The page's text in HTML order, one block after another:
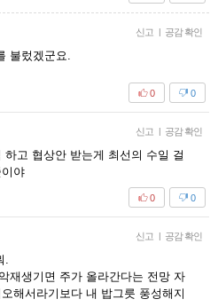
신고 | 공감 확인
불렀겠군요.
0
0
신고 | 공감 확인
고 협상안 받는게 최선의 수일 걸
야
0
0
신고 | 공감 확인
.
재생기면 주가 올라간다는 전망 자
해서라기보다 내 밥그릇 풍성해지